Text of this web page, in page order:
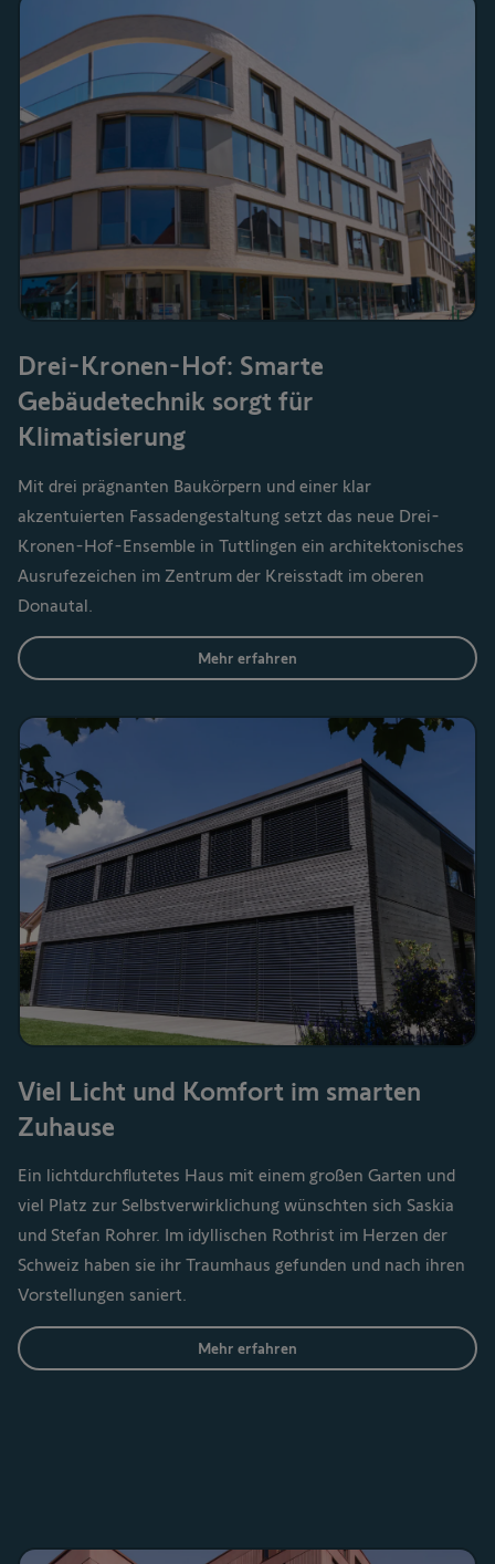
Drei-Kronen-Hof: Smarte
Gebäudetechnik sorgt für
Klimatisierung
Mit drei prägnanten Baukörpern und einer klar
akzentuierten Fassadengestaltung setzt das neue Drei-
Kronen-Hof-Ensemble in Tuttlingen ein architektonisches
Ausrufezeichen im Zentrum der Kreisstadt im oberen
Donautal.
Mehr erfahren
Viel Licht und Komfort im smarten
Zuhause
Ein lichtdurchflutetes Haus mit einem großen Garten und
viel Platz zur Selbstverwirklichung wünschten sich Saskia
und Stefan Rohrer. Im idyllischen Rothrist im Herzen der
Schweiz haben sie ihr Traumhaus gefunden und nach ihren
Vorstellungen saniert.
Mehr erfahren